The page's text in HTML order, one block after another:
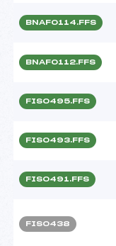
BNAF0114.FFS
BNAF0112.FFS
FIS0495.FFS
FIS0493.FFS
FIS0491.FFS
FIS0438